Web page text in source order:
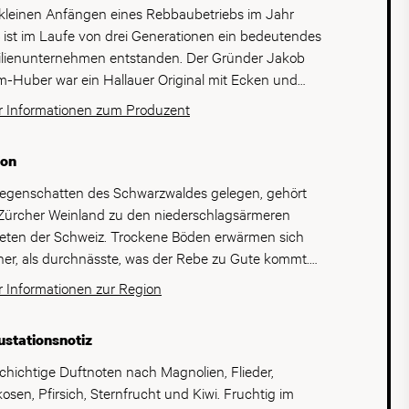
Anfängen eines Rebbaubetriebs im Jahr
ist im Laufe von drei Generationen ein bedeutendes
entstanden. Der Gründer Jakob
Huber war ein Hallauer Original mit Ecken und
Er legte das Fundament unseres Betriebs mit
erstmals unter der Marke «Graf von
Durch den guten Absatz kann die
schon zwei Jahre später von weiteren Winzern
abnehmen und wird damit zu einem wichtigen
für die Region. 2004 erfolgt die
der Kollektivgesellschaft in die Rimuss-
und einen Verwaltungsrat aufweist. Als
erhielt der Betrieb die
IFS (International Featured
Diese befähigt die Kellerei, auch diverse
Informationen zum Produzent
des Schwarzwaldes gelegen, gehört
Weinland zu den niederschlagsärmeren
der Schweiz. Trockene Böden erwärmen sich
als durchnässte, was der Rebe zu Gute kommt.
Zusammensetzung der Böden ist sehr vielfältig und
Die untersten Schichten sind Quarzsande,
letzten Eiszeit. An den Südhängen der Hügel
der Römerzeit Weinbau betrieben. Heute sind
Rebsorten Blauburgunder, der im
Informationen zur Region
Duftnoten nach Magnolien, Flieder,
Pfirsich, Sternfrucht und Kiwi. Fruchtig im